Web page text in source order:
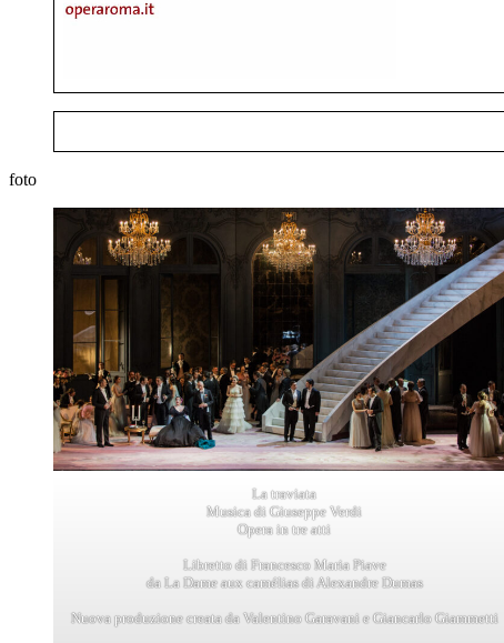
foto
La traviata
Musica di Giuseppe Verdi
Opera in tre atti
Libretto di Francesco Maria Piave
da La Dame aux camélias di Alexandre Dumas
Nuova produzione creata da Valentino Garavani e Giancarlo Giammetti